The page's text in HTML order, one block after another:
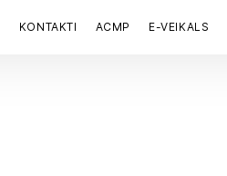
KONTAKTI ACMP E-VEIKALS